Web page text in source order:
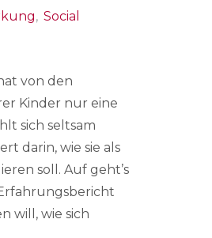
, Social
von den
Kinder nur eine
sich seltsam
darin, wie sie als
soll. Auf geht’s
will, wie sich